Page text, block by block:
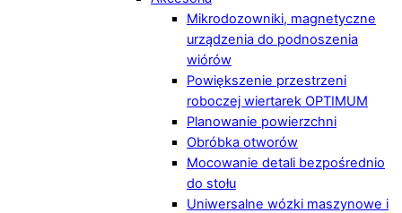
Mikrodozowniki, magnetyczne
urządzenia do podnoszenia
wiórów
Powiększenie przestrzeni
roboczej wiertarek OPTIMUM
Planowanie powierzchni
Obróbka otworów
Mocowanie detali bezpośrednio
do stołu
Uniwersalne wózki maszynowe i